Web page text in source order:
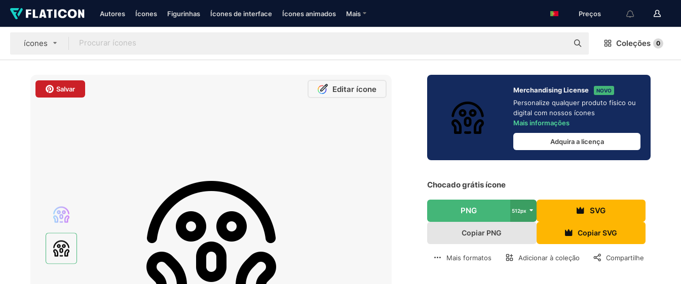
Autores Ícones Figurinhas Ícones de interface Ícones animados Mais Preços
ícones Coleções 0
Salvar Editar ícone Merchandising License NOVO
Personalize qualquer produto físico ou
digital com nossos ícones
Mais informações
Adquira a licença
Chocado grátis ícone
PNG 512px SVG
Copiar PNG Copiar SVG
Mais formatos Adicionar à coleção Compartilhe